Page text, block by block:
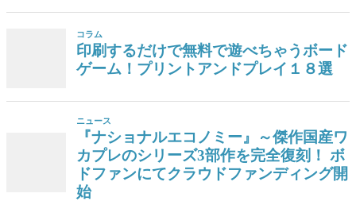
コラム
印刷するだけで無料で遊べちゃうボード
ゲーム！プリントアンドプレイ１８選
ニュース
『ナショナルエコノミー』～傑作国産ワ
カプレのシリーズ3部作を完全復刻！ ボ
ドファンにてクラウドファンディング開
始